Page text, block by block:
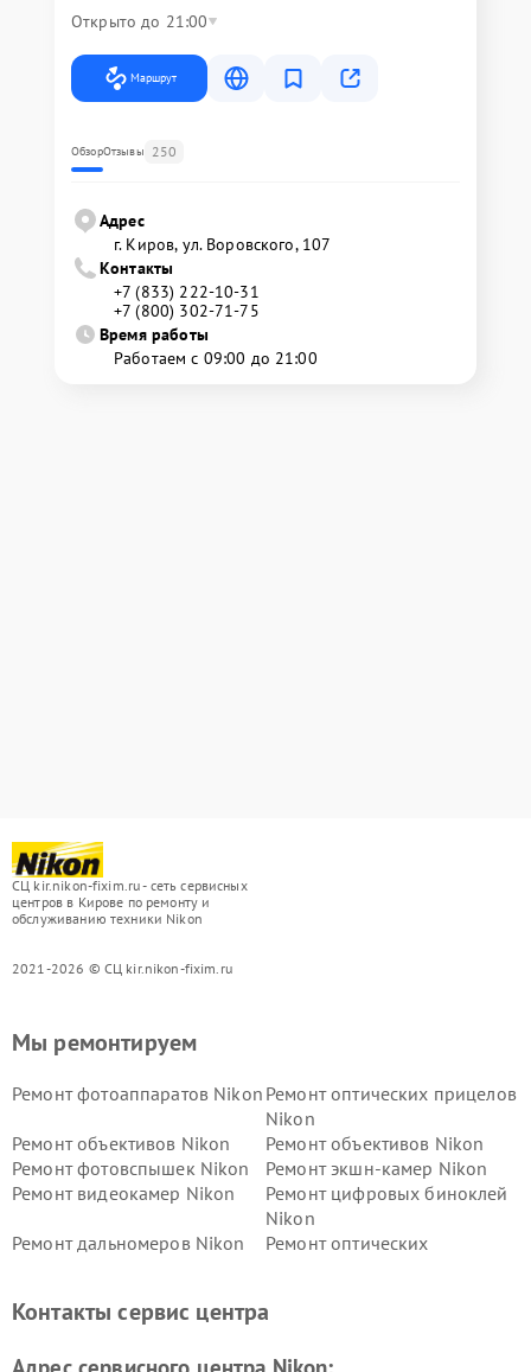
Открыто до 21:00
Маршрут
ОбзорОтзывы 250
Адрес
г. Киров, ул. Воровского, 107
Контакты
+7 (833) 222-10-31
+7 (800) 302-71-75
Время работы
Работаем с 09:00 до 21:00
СЦ kir.nikon-fixim.ru - сеть сервисных
центров в Кирове по ремонту и
обслуживанию техники Nikon
2021-2026 © СЦ kir.nikon-fixim.ru
Мы ремонтируем
Ремонт фотоаппаратов Nikon Ремонт оптических прицелов
Nikon
Ремонт объективов Nikon
Ремонт объективов Nikon
Ремонт фотовспышек Nikon
Ремонт экшн-камер Nikon
Ремонт видеокамер Nikon
Ремонт цифровых биноклей
Nikon
Ремонт дальномеров Nikon
Ремонт оптических
Контакты сервис центра